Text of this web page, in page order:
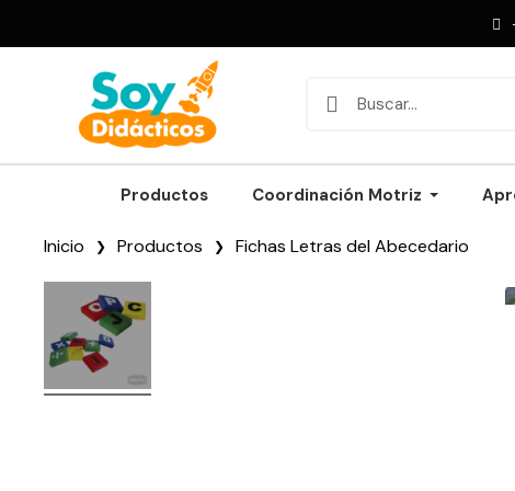
Productos Coordinación Motriz
Inicio Productos Fichas Letras del Abecedario